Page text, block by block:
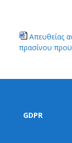
Απευθείας
πρασίνου
GDPR